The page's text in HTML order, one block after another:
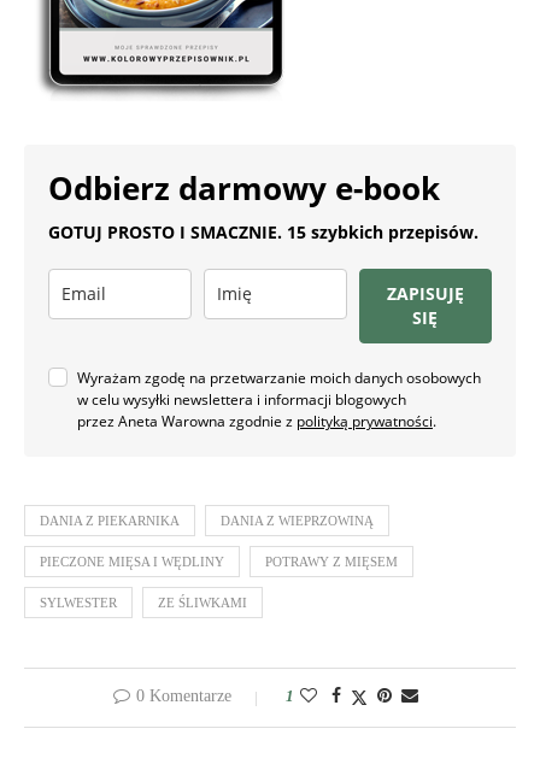
Odbierz darmowy e-book
GOTUJ PROSTO I SMACZNIE. 15 szybkich przepisów.
ZAPISUJĘ
SIĘ
Wyrażam zgodę na przetwarzanie moich danych osobowych
w celu wysyłki newslettera i informacji blogowych
przez Aneta Warowna zgodnie z polityką prywatności.
DANIA Z PIEKARNIKA DANIA Z WIEPRZOWINĄ
PIECZONE MIĘSA I WĘDLINY POTRAWY Z MIĘSEM
SYLWESTER ZE ŚLIWKAMI
0 Komentarze 1